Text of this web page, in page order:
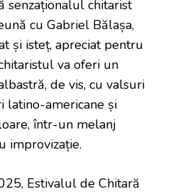
senzaționalul chitarist
cu Gabriel Bălașa,
și isteț, apreciat pentru
va oferi un
de vis, cu valsuri
latino-americane și
într-un melanj
improvizație.
Estivalul de Chitară